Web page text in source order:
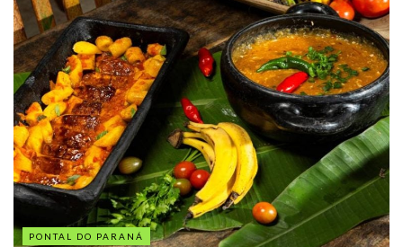
PONTAL DO PARANÁ